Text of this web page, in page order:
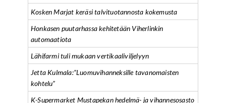
Kosken Marjat keräsi talvituotannosta kokemusta
Honkasen puutarhassa kehitetään Viherlinkin
automaatiota
Lähifarmi tuli mukaan vertikaaliviljelyyn
Jetta Kulmala:”Luomuvihanneksille tavanomaisten
kohtelu”
K-Supermarket Mustapekan hedelmä- ja vihannesosasto